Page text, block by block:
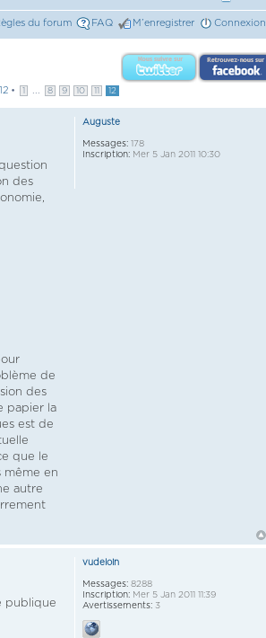
du forum FAQ M’enregistrer Connexion
12 • 1 8 9 10 11 12
des
de
des
papier la
est de
que le
même en
autre
Auguste
Messages: 178
Inscription: Mer 5 Jan 2011 10:30
publique
vudeloin
Messages: 8288
Inscription: Mer 5 Jan 2011 11:39
Avertissements: 3